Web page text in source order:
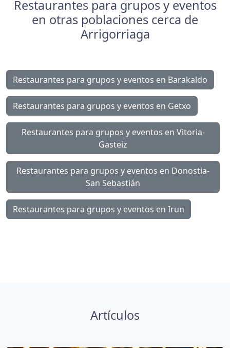
Restaurantes para grupos y eventos
en otras poblaciones cerca de
Arrigorriaga
Restaurantes para grupos y eventos en Barakaldo
Restaurantes para grupos y eventos en Getxo
Restaurantes para grupos y eventos en Vitoria-
Gasteiz
Restaurantes para grupos y eventos en Donostia-
San Sebastián
Restaurantes para grupos y eventos en Irun
Artículos